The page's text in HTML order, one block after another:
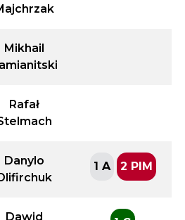
Mikhail
Rafał
Danylo
1 A 2 PIM
Dawid